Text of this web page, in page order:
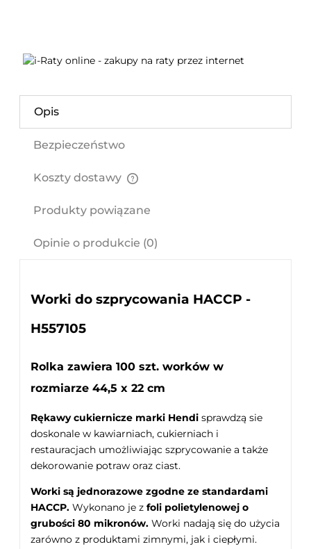
Opis
Bezpieczeństwo
Koszty dostawy
Produkty powiązane
Opinie o produkcie (0)
Worki do szprycowania HACCP -
H557105
Rolka zawiera 100 szt. worków w
rozmiarze 44,5 x 22 cm
Rękawy cukiernicze marki Hendi sprawdzą sie
doskonale w kawiarniach, cukierniach i
restauracjach umożliwiając szprycowanie a także
dekorowanie potraw oraz ciast.
Worki są jednorazowe zgodne ze standardami
HACCP. Wykonano je z foli polietylenowej o
grubości 80 mikronów. Worki nadają się do użycia
zarówno z produktami zimnymi, jak i ciepłymi.